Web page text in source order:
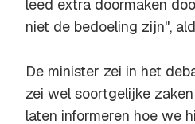
leed extra doormaken
niet de bedoeling zijn",
De minister zei in het
zei wel soortgelijke
laten informeren hoe we